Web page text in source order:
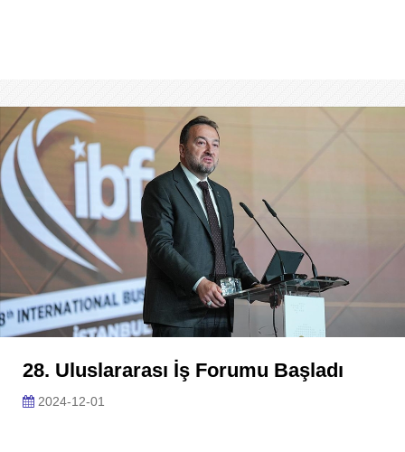
28. Uluslararası İş Forumu Başladı
2024-12-01